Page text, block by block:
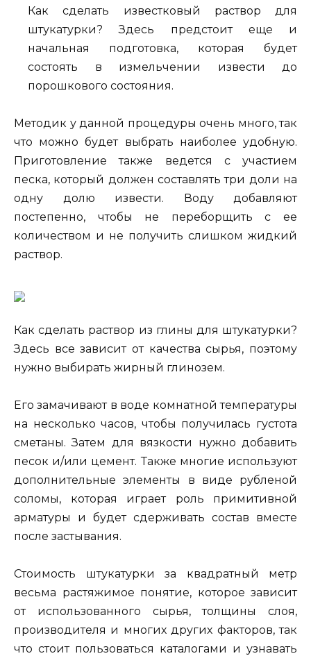
Как сделать известковый раствор для
штукатурки? Здесь предстоит еще и
начальная подготовка, которая будет
состоять в измельчении извести до
порошкового состояния.
Методик у данной процедуры очень много, так
что можно будет выбрать наиболее удобную.
Приготовление также ведется с участием
песка, который должен составлять три доли на
одну долю извести. Воду добавляют
постепенно, чтобы не переборщить с ее
количеством и не получить слишком жидкий
раствор.
Как сделать раствор из глины для штукатурки?
Здесь все зависит от качества сырья, поэтому
нужно выбирать жирный глинозем.
Его замачивают в воде комнатной температуры
на несколько часов, чтобы получилась густота
сметаны. Затем для вязкости нужно добавить
песок и/или цемент. Также многие используют
дополнительные элементы в виде рубленой
соломы, которая играет роль примитивной
арматуры и будет сдерживать состав вместе
после застывания.
Стоимость штукатурки за квадратный метр
весьма растяжимое понятие, которое зависит
от использованного сырья, толщины слоя,
производителя и многих других факторов, так
что стоит пользоваться каталогами и узнавать